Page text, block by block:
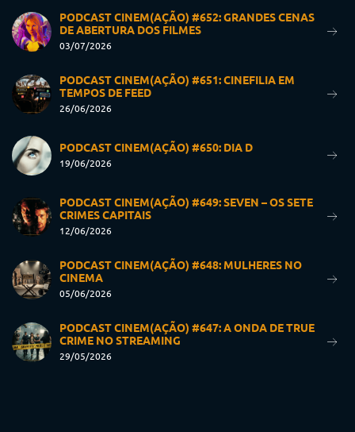
PODCAST CINEM(AÇÃO) #652: GRANDES CENAS
DE ABERTURA DOS FILMES
03/07/2026
PODCAST CINEM(AÇÃO) #651: CINEFILIA EM
TEMPOS DE FEED
26/06/2026
PODCAST CINEM(AÇÃO) #650: DIA D
19/06/2026
PODCAST CINEM(AÇÃO) #649: SEVEN – OS SETE
CRIMES CAPITAIS
12/06/2026
PODCAST CINEM(AÇÃO) #648: MULHERES NO
CINEMA
05/06/2026
PODCAST CINEM(AÇÃO) #647: A ONDA DE TRUE
CRIME NO STREAMING
29/05/2026